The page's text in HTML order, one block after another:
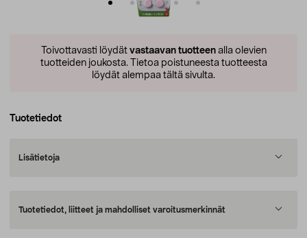
Toivottavasti löydät vastaavan tuotteenalla olevien
tuotteiden joukosta. Tietoa poistuneesta tuotteesta
löydät alempaa tältä sivulta.
Tuotetiedot
Lisätietoja
Tuotetiedot, liitteet ja mahdolliset varoitusmerkinnät